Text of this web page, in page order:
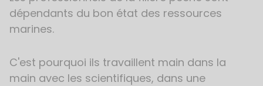
dépendants du bon état des ressources
marines.
C'est pourquoi ils travaillent main dans la
main avec les scientifiques, dans une